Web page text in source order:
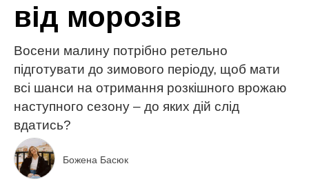
від морозів
Восени малину потрібно ретельно
підготувати до зимового періоду, щоб мати
всі шанси на отримання розкішного врожаю
наступного сезону – до яких дій слід
вдатись?
Божена Басюк